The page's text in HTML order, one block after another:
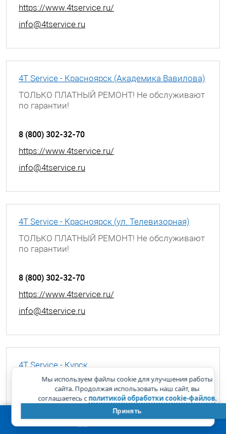
https://www.4tservice.ru/
info@4tservice.ru
4T Service - Красноярск (Академика Вавилова)
ТОЛЬКО ПЛАТНЫЙ РЕМОНТ! Не обслуживают
по гарантии!
8 (800) 302-32-70
https://www.4tservice.ru/
info@4tservice.ru
4T Service - Красноярск (ул. Телевизорная)
ТОЛЬКО ПЛАТНЫЙ РЕМОНТ! Не обслуживают
по гарантии!
8 (800) 302-32-70
https://www.4tservice.ru/
info@4tservice.ru
4T Service - Курск
ТОЛЬКО ПЛАТНЫЙ РЕМОНТ! Не обслуживают
по гарантии!
г. Курск, ул. Димитрова, д. 25А
8 (800) 302-32-70 КОРЗИНА 0
Мы используем файлы cookie для улучшения работы
сайта. Продолжая использовать наш сайт, вы
соглашаетесь сполитикой обработки cookie-файлов.
Принять